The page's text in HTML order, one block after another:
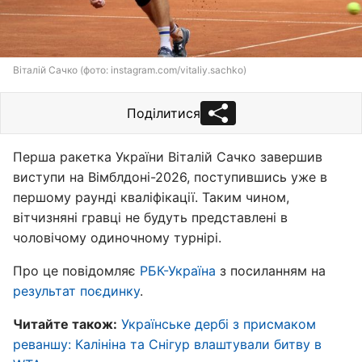
Віталій Сачко (фото: instagram.com/vitaliy.sachko)
Поділитися
Перша ракетка України Віталій Сачко завершив
виступи на Вімблдоні-2026, поступившись уже в
першому раунді кваліфікації. Таким чином,
вітчизняні гравці не будуть представлені в
чоловічому одиночному турнірі.
Про це повідомляє РБК-Україна з посиланням на
результат поєдинку.
Читайте також: Українське дербі з присмаком
реваншу: Калініна та Снігур влаштували битву в